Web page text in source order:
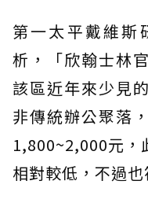
第一太平戴維斯
析，「欣翰士林
該區近年來少見
非傳統辦公聚落
1,800~2,000元，
相對較低，不過也